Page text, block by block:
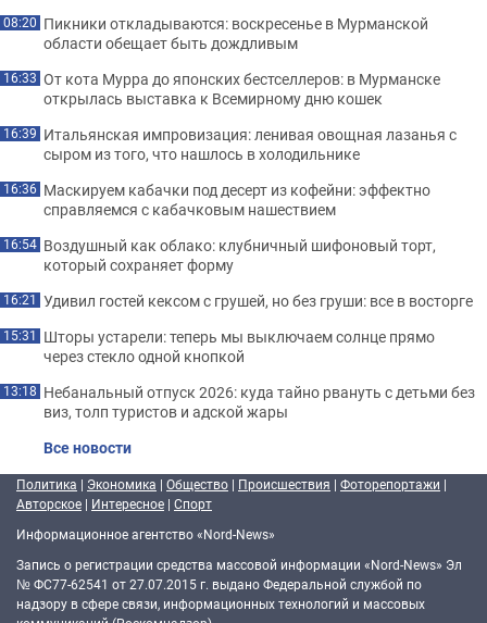
08:20 Пикники откладываются: воскресенье в Мурманской
области обещает быть дождливым
16:33 От кота Мурра до японских бестселлеров: в Мурманске
открылась выставка к Всемирному дню кошек
16:39 Итальянская импровизация: ленивая овощная лазанья с
сыром из того, что нашлось в холодильнике
16:36 Маскируем кабачки под десерт из кофейни: эффектно
справляемся с кабачковым нашествием
16:54 Воздушный как облако: клубничный шифоновый торт,
который сохраняет форму
16:21 Удивил гостей кексом с грушей, но без груши: все в восторге
15:31 Шторы устарели: теперь мы выключаем солнце прямо
через стекло одной кнопкой
13:18 Небанальный отпуск 2026: куда тайно рвануть с детьми без
виз, толп туристов и адской жары
Все новости
Политика | Экономика | Общество | Происшествия | Фоторепортажи |
Авторское | Интересное | Спорт
Информационное агентство «Nord-News»
Запись о регистрации средства массовой информации «Nord-News» Эл
№ ФС77-62541 от 27.07.2015 г. выдано Федеральной службой по
надзору в сфере связи, информационных технологий и массовых